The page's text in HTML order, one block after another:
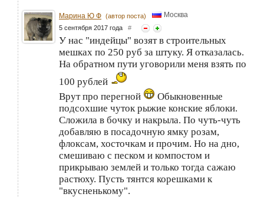
Марина Ю Ф (автор поста) Москва
5 сентября 2017 года #
У нас "индейцы" возят в строительных
мешках по 250 руб за штуку. Я отказалась.
На обратном пути уговорили меня взять по
100 рублей
Врут про перегной
Обыкновенные
подсохшие чуток рыжие конские яблоки.
Сложила в бочку и накрыла. По чуть-чуть
добавляю в посадочную ямку розам,
флоксам, хосточкам и прочим. Но на дно,
смешиваю с песком и компостом и
прикрываю землей и только тогда сажаю
растюху. Пусть тянтся корешками к
"вкусненькому".